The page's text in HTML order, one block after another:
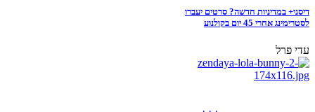
דיסני+ במדיניות חדשה? סרטים יעברו
לסטרימינג אחרי 45 יום בקולנוע
עדי פרל